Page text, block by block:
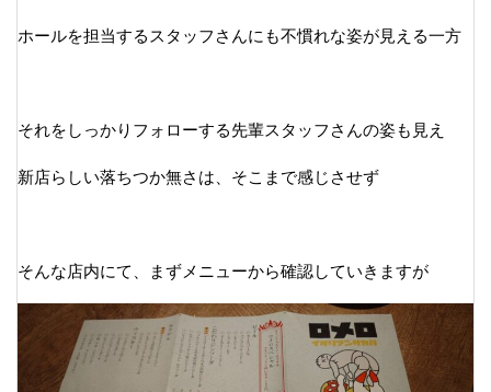
ホールを担当するスタッフさんにも不慣れな姿が見える一方
それをしっかりフォローする先輩スタッフさんの姿も見え
新店らしい落ちつか無さは、そこまで感じさせず
そんな店内にて、まずメニューから確認していきますが